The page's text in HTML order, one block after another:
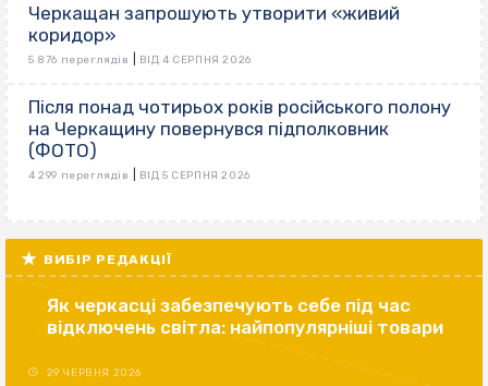
Черкащан запрошують утворити «живий
коридор»
5 876 переглядів ВІД 4 СЕРПНЯ 2026
Після понад чотирьох років російського полону
на Черкащину повернувся підполковник
(ФОТО)
4 299 переглядів ВІД 5 СЕРПНЯ 2026
ВИБІР РЕДАКЦІЇ
Як черкасці забезпечують себе під час
відключень світла: найпопулярніші товари
29 ЧЕРВНЯ 2026